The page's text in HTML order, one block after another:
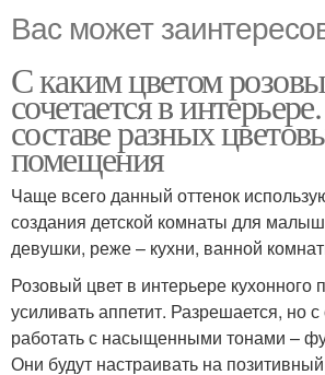
Вас может
С каким цветом
сочетается в
составе разных
помещения
Чаще всего данный оттенок
создания детской комнаты для
девушки, реже – кухни, ванной
Розовый цвет в интерьере кухонного
усиливать аппетит. Разрешается, но
работать с насыщенными тонами –
Они будут настраивать на